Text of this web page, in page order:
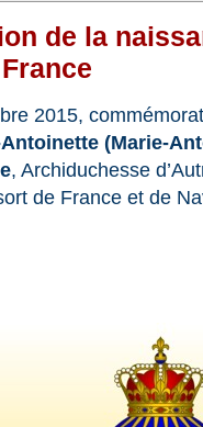
de la
2015,
(Marie-
, Archiduchesse
de France et de